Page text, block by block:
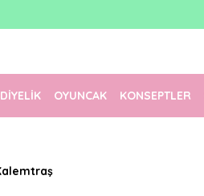
1500 TL Üzeri Ücretsiz Kargo
OYUNCAK KONSEPTLER